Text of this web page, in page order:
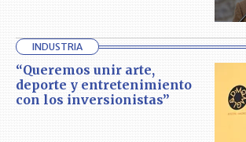
INDUSTRIA
“Queremos unir arte,
deporte y entretenimiento
con los inversionistas”